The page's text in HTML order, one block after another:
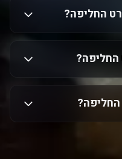
החליפה?
החליפה?